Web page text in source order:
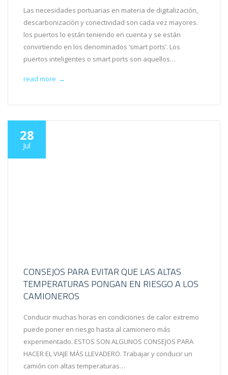
Las necesidades portuarias en materia de digitalización,
descarbonización y conectividad son cada vez mayores.
los puertos lo están teniendo en cuenta y se están
convirtiendo en los denominados ‘smart ports’. Los
puertos inteligentes o smart ports son aquellos…
read more →
28
Jul
CONSEJOS PARA EVITAR QUE LAS ALTAS
TEMPERATURAS PONGAN EN RIESGO A LOS
CAMIONEROS
Conducir muchas horas en condiciones de calor extremo
puede poner en riesgo hasta al camionero más
experimentado. ESTOS SON ALGUNOS CONSEJOS PARA
HACER EL VIAJE MÁS LLEVADERO. Trabajar y conducir un
camión con altas temperaturas…